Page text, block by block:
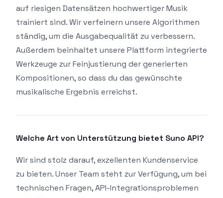
auf riesigen Datensätzen hochwertiger Musik
trainiert sind. Wir verfeinern unsere Algorithmen
ständig, um die Ausgabequalität zu verbessern.
Außerdem beinhaltet unsere Plattform integrierte
Werkzeuge zur Feinjustierung der generierten
Kompositionen, so dass du das gewünschte
musikalische Ergebnis erreichst.
Welche Art von Unterstützung bietet Suno API?
Wir sind stolz darauf, exzellenten Kundenservice
zu bieten. Unser Team steht zur Verfügung, um bei
technischen Fragen, API-Integrationsproblemen